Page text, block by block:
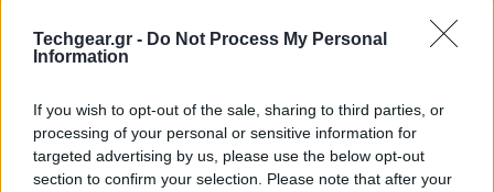
Techgear.gr - Do Not Process My Personal
Information
If you wish to opt-out of the sale, sharing to third parties, or
processing of your personal or sensitive information for
targeted advertising by us, please use the below opt-out
section to confirm your selection. Please note that after your